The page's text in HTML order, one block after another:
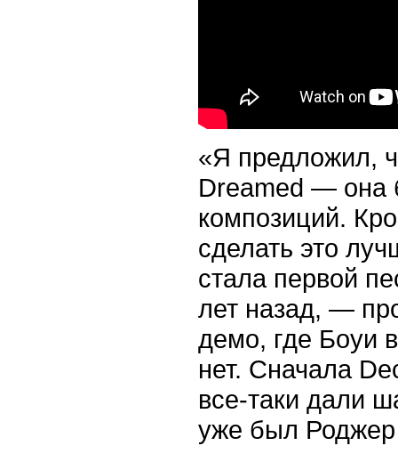
«Я предложил,
Dreamed — она
композиций.
сделать это
стала первой
лет назад, —
демо, где Боуи
нет. Сначала
все-таки дали
уже был